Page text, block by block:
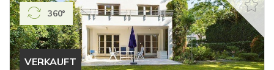
VERKAUFT
360°